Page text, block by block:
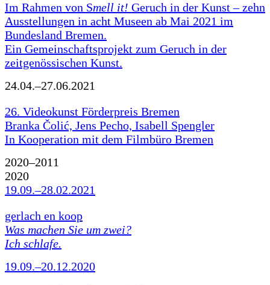
Im Rahmen von Smell it! Geruch in der Kunst – zehn
Ausstellungen in acht Museen ab Mai 2021 im
Bundesland Bremen.
Ein Gemeinschaftsprojekt zum Geruch in der
zeitgenössischen Kunst.
24.04.–27.06.2021
26. Videokunst Förderpreis Bremen
Branka Čolić, Jens Pecho, Isabell Spengler
In Kooperation mit dem Filmbüro Bremen
2020–2011
2020
19.09.–28.02.2021
gerlach en koop
Was machen Sie um zwei?
Ich schlafe.
19.09.–20.12.2020